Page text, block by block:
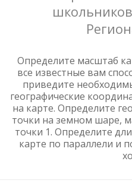
Определите масштаб
все известные вам
приведите
географические
на карте. Определите
точки на земном шаре,
точки 1. Определите
карте по параллели и